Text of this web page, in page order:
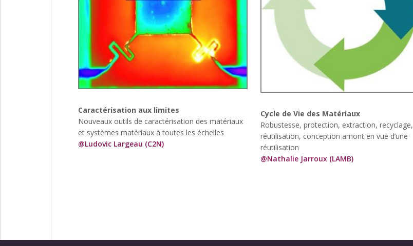
Caractérisation aux limites
Nouveaux outils de caractérisation des matériaux
et systèmes matériaux à toutes les échelles
@Ludovic Largeau (C2N)
Cycle de Vie des Matériaux
Robustesse, protection, extraction, recyclage,
réutilisation, conception amont en vue d’une
réutilisation
@Nathalie Jarroux (LAMB)